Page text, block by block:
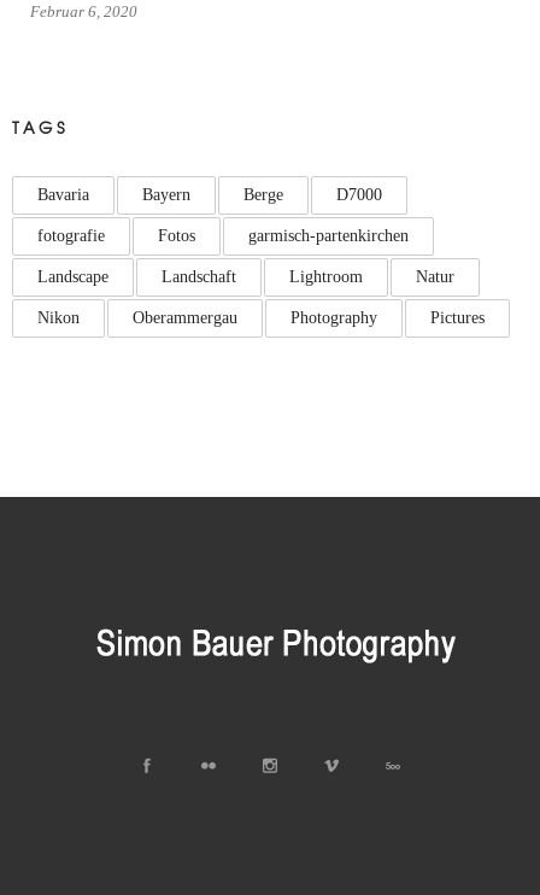
Februar 6, 2020
TAGS
Bavaria Bayern Berge D7000
fotografie Fotos garmisch-partenkirchen
Landscape Landschaft Lightroom Natur
Nikon Oberammergau Photography Pictures